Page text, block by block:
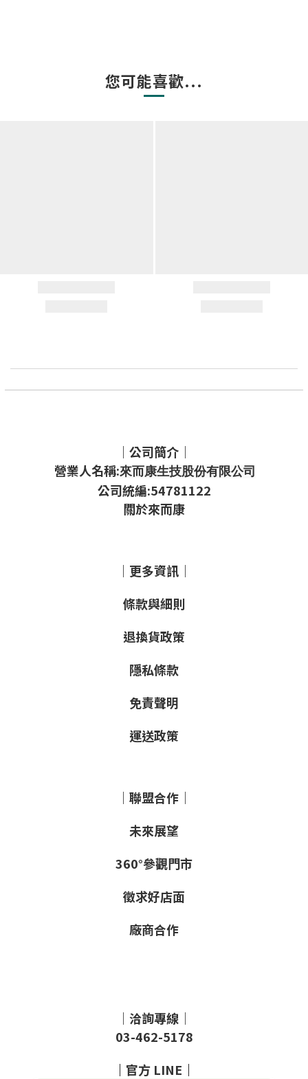
您可能喜歡...
｜公司簡介｜
營業人名稱:來而康生技股份有限公司
公司統編:54781122
關於來而康
｜更多資訊｜
條款與細則
退換貨政策
隱私條款
免責聲明
運送政策
｜聯盟合作｜
未來展望
360°參觀門市
徵求好店面
廠商合作
｜洽詢專線｜
03-462-5178
｜ 官方 LINE ｜